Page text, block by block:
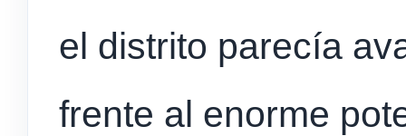
el distrito parecía
frente al enorme